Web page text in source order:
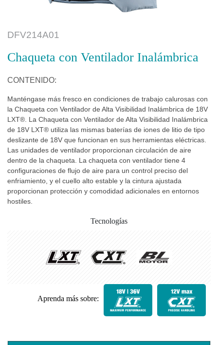
DFV214A01
Chaqueta con Ventilador Inalámbrica
CONTENIDO:
Manténgase más fresco en condiciones de trabajo calurosas con
la Chaqueta con Ventilador de Alta Visibilidad Inalámbrica de 18V
LXT®. La Chaqueta con Ventilador de Alta Visibilidad Inalámbrica
de 18V LXT® utiliza las mismas baterías de iones de litio de tipo
deslizante de 18V que funcionan en sus herramientas eléctricas.
Las unidades de ventilador proporcionan circulación de aire
dentro de la chaqueta. La chaqueta con ventilador tiene 4
configuraciones de flujo de aire para un control preciso del
enfriamiento, y el cuello alto estable y la cintura ajustada
proporcionan protección y comodidad adicionales en entornos
hostiles.
Tecnologías
Aprenda más sobre: